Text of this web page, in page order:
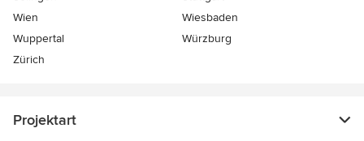
Wien
Wiesbaden
Wuppertal
Würzburg
Zürich
Projektart